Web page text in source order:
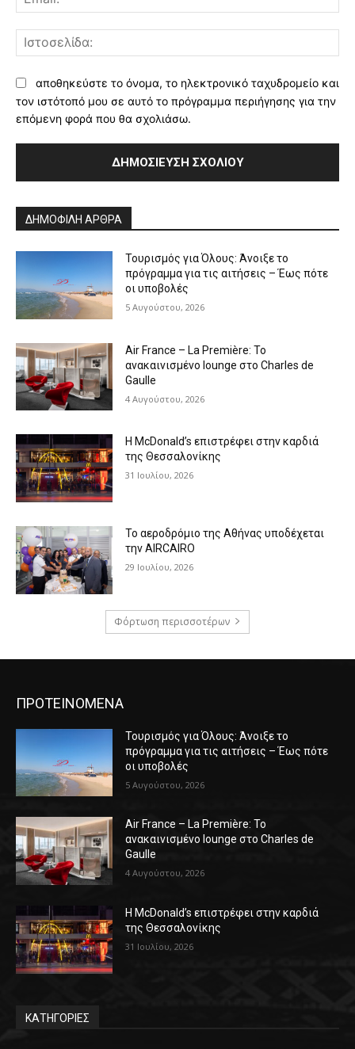
αποθηκεύστε το όνομα, το ηλεκτρονικό ταχυδρομείο και
τον ιστότοπό μου σε αυτό το πρόγραμμα περιήγησης για την
επόμενη φορά που θα σχολιάσω.
ΔΗΜΟΦΙΛΗ ΑΡΘΡΑ
Τουρισμός για Όλους: Άνοιξε το
πρόγραμμα για τις αιτήσεις – Έως πότε
οι υποβολές
5 Αυγούστου, 2026
Air France – La Première: Το
ανακαινισμένο lounge στο Charles de
Gaulle
4 Αυγούστου, 2026
Η McDonald’s επιστρέφει στην καρδιά
της Θεσσαλονίκης
31 Ιουλίου, 2026
Το αεροδρόμιο της Αθήνας υποδέχεται
την AIRCAIRO
29 Ιουλίου, 2026
Φόρτωση περισσοτέρων
ΠΡΟΤΕΙΝΟΜΕΝΑ
Τουρισμός για Όλους: Άνοιξε το
πρόγραμμα για τις αιτήσεις – Έως πότε
οι υποβολές
5 Αυγούστου, 2026
Air France – La Première: Το
ανακαινισμένο lounge στο Charles de
Gaulle
4 Αυγούστου, 2026
Η McDonald’s επιστρέφει στην καρδιά
της Θεσσαλονίκης
31 Ιουλίου, 2026
ΚΑΤΗΓΟΡΙΕΣ